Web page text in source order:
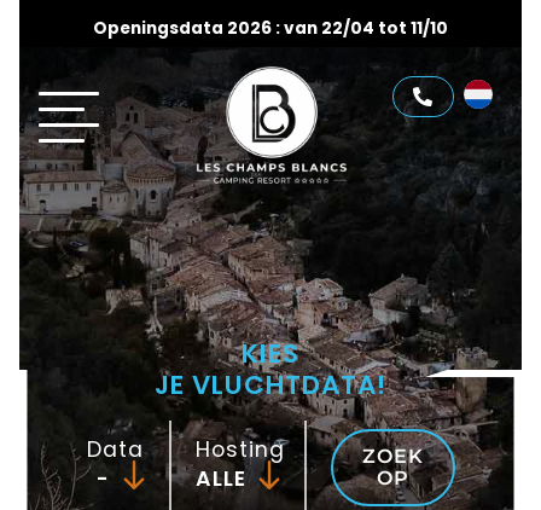
Openingsdata 2026 : van 22/04 tot 11/10
KIES
JE VLUCHTDATA!
Data
-
Hosting
ZOEK
OP